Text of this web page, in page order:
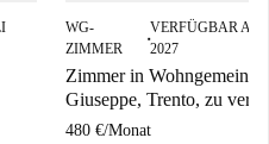
WG-
ZIMMER
■
VERFÜGBAR AB
2027
Zimmer in
Giuseppe, Trento, zu
480 €/Monat